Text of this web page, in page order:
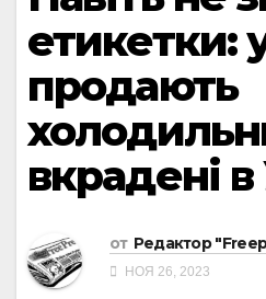
етикетки:
продають
вкрадені в
от Редактор
НОЯ 26, 2023